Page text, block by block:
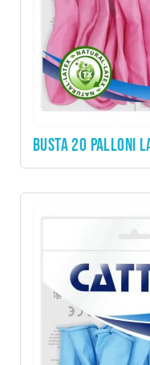
BUSTA 20 PALLONI